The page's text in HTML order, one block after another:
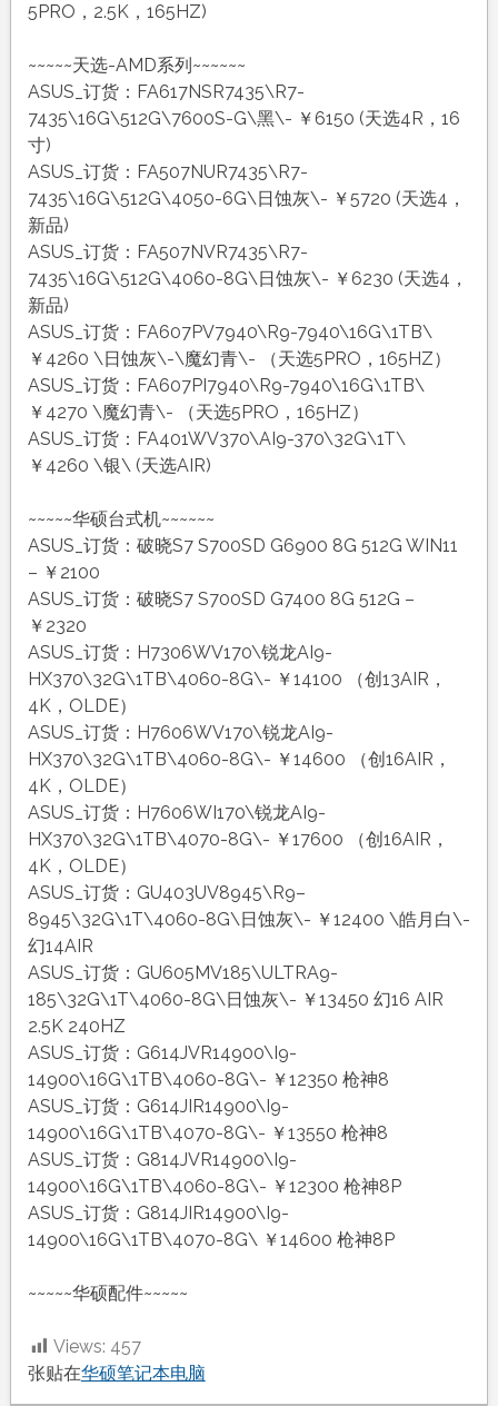
5PRO，2.5K，165HZ)
~~~~~天选-AMD系列~~~~~~
ASUS_订货：FA617NSR7435\R7-
7435\16G\512G\7600S-G\黑\- ￥6150 (天选4R，16
寸)
ASUS_订货：FA507NUR7435\R7-
7435\16G\512G\4050-6G\日蚀灰\- ￥5720 (天选4，
新品)
ASUS_订货：FA507NVR7435\R7-
7435\16G\512G\4060-8G\日蚀灰\- ￥6230 (天选4，
新品)
ASUS_订货：FA607PV7940\R9-7940\16G\1TB\
￥4260 \日蚀灰\-\魔幻青\- （天选5PRO，165HZ）
ASUS_订货：FA607PI7940\R9-7940\16G\1TB\
￥4270 \魔幻青\- （天选5PRO，165HZ）
ASUS_订货：FA401WV370\AI9-370\32G\1T\
￥4260 \银\ (天选AIR)
~~~~~华硕台式机~~~~~~
ASUS_订货：破晓S7 S700SD G6900 8G 512G WIN11
– ￥2100
ASUS_订货：破晓S7 S700SD G7400 8G 512G –
￥2320
ASUS_订货：H7306WV170\锐龙AI9-
HX370\32G\1TB\4060-8G\- ￥14100 （创13AIR，
4K，OLDE）
ASUS_订货：H7606WV170\锐龙AI9-
HX370\32G\1TB\4060-8G\- ￥14600 （创16AIR，
4K，OLDE）
ASUS_订货：H7606WI170\锐龙AI9-
HX370\32G\1TB\4070-8G\- ￥17600 （创16AIR，
4K，OLDE）
ASUS_订货：GU403UV8945\R9–
8945\32G\1T\4060-8G\日蚀灰\- ￥12400 \皓月白\-
幻14AIR
ASUS_订货：GU605MV185\ULTRA9-
185\32G\1T\4060-8G\日蚀灰\- ￥13450 幻16 AIR
2.5K 240HZ
ASUS_订货：G614JVR14900\I9-
14900\16G\1TB\4060-8G\- ￥12350 枪神8
ASUS_订货：G614JIR14900\I9-
14900\16G\1TB\4070-8G\- ￥13550 枪神8
ASUS_订货：G814JVR14900\I9-
14900\16G\1TB\4060-8G\- ￥12300 枪神8P
ASUS_订货：G814JIR14900\I9-
14900\16G\1TB\4070-8G\ ￥14600 枪神8P
~~~~~华硕配件~~~~~
Views: 457
张贴在华硕笔记本电脑